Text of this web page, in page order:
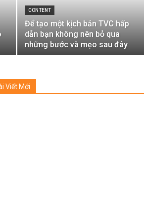
CONTENT
Để tạo một kịch bản TVC hấp
dẫn bạn không nên bỏ qua
những bước và mẹo sau đây
Viết Mới